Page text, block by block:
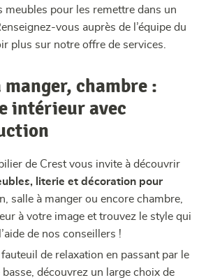
meubles pour les remettre dans un
vous auprès de l’équipe du
plus sur notre offre de services.
chambre :
intérieur avec
de Crest vous invite à découvrir
literie et décoration pour
salle à manger ou encore chambre,
à votre image et trouvez le style qui
de nos conseillers !
fauteuil de relaxation en passant par le
découvrez un large choix de